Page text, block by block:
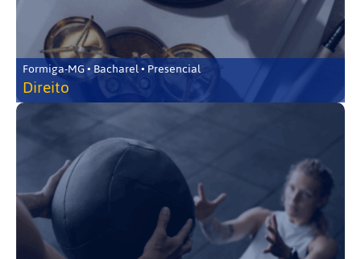
Formiga-MG • Bacharel • Presencial
Direito